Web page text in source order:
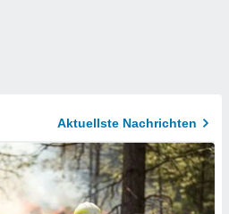
Aktuellste Nachrichten